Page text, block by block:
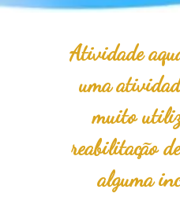
Atividade
uma
muito
reabilitação
alguma